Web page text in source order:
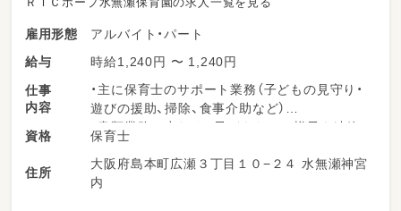
雇用形態
アルバイト・パート
給与
時給1,240円 〜 1,240円
仕事
内容
・主に保育士のサポート業務（子どもの見守り・
遊びの援助、掃除、食事介助など）
・書類業務は少なめ。子どもたちの様子を連絡
帳に記入していただき、子どもの様子を伝えて
もらいます！
・子供たちの成長を身近に感じられるのも魅力
資格 保育士
住所
大阪府島本町広瀬３丁目１０−２４ 水無瀬神宮
内